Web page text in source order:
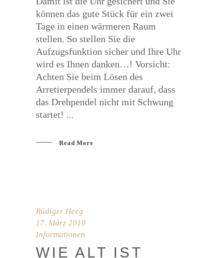
können das gute Stück für ein zwei
Tage in einen wärmeren Raum
stellen. So stellen Sie die
Aufzugsfunktion sicher und Ihre Uhr
wird es Ihnen danken…! Vorsicht:
Achten Sie beim Lösen des
Arretierpendels immer darauf, dass
das Drehpendel nicht mit Schwung
startet!
Read More
Rüdiger Heeg
17. März 2019
Informationen
WIE ALT IST